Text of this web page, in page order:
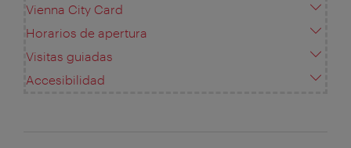
Vienna City Card
Horarios de apertura
Visitas guiadas
Accesibilidad